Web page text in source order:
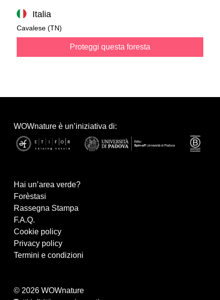
Italia
Cavalese (TN)
Proteggi questa foresta
WOWnature è un’iniziativa di:
Hai un’area verde?
Forèstasi
Rassegna Stampa
F.A.Q.
Cookie policy
Privacy policy
Termini e condizioni
© 2026 WOWnature